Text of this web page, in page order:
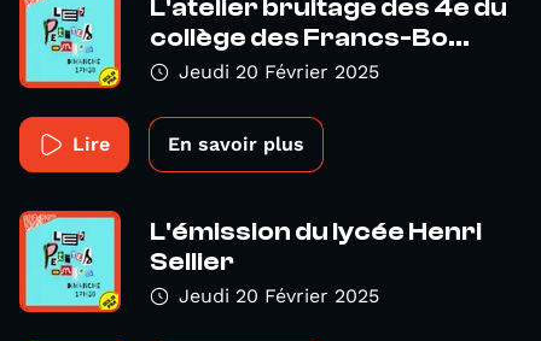
L'atelier bruitage des 4e du
collège des Francs-Bo...
Jeudi 20 Février 2025
Lire En savoir plus
L'émission du lycée Henri
Sellier
Jeudi 20 Février 2025